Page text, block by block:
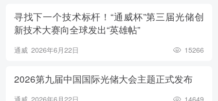
寻找下一个技术标杆！“通威杯”第三届光储创
新技术大赛向全球发出“英雄帖”
通威 2026年6月22日 15266
2026第九届中国国际光储大会主题正式发布